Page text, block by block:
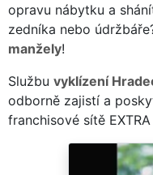
opravu nábytku a
zedníka nebo
manžely!
Službu vyklízení
odborně zajistí a
franchisové sítě EXTRA